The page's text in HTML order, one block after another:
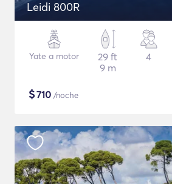
Leidi 800R
Yate a motor
29 ft
9 m
4
$710 /noche